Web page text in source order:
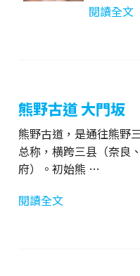
閱讀全文
熊野古道 大門坂
熊野古道，是通往熊野
总称，横跨三县（奈良
府）。初始熊 …
閱讀全文